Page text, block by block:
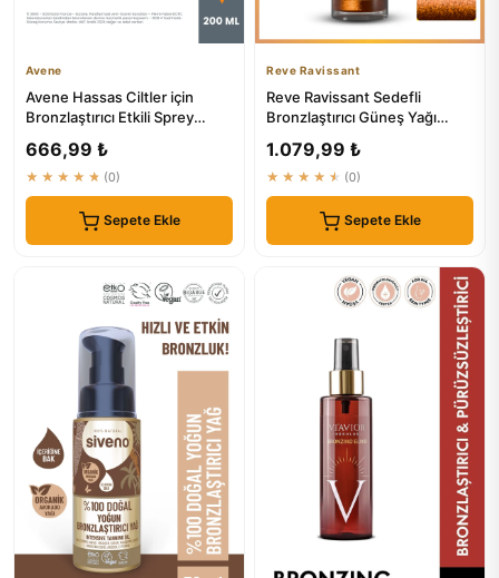
Avene
Avene Hassas Ciltler için
Bronzlaştırıcı Etkili Sprey
666,99 ₺
★★★★★ (0)
Sepete Ekle
Reve Ravissant
Reve Ravissant Sedefli
Bronzlaştırıcı Güneş Yağı
1.079,99 ₺
★★★★★ (0)
Sepete Ekle